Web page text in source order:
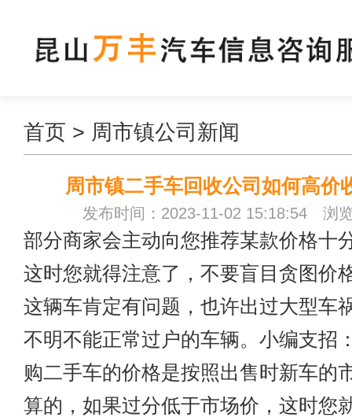
首页 > 周市镇公司新闻
周市镇二手车回收公司如何高价
发布时间：2023-11-02 15:18:54 浏
部分商家会主动向您推荐某款价格十
这时您就得注意了，不要盲目贪图价
这辆车肯定有问题，也许出过大型车
不明不能正常过户的车辆。小编支招
购二手车的价格是按照出售时新车的
算的，如果过分低于市场价，这时您